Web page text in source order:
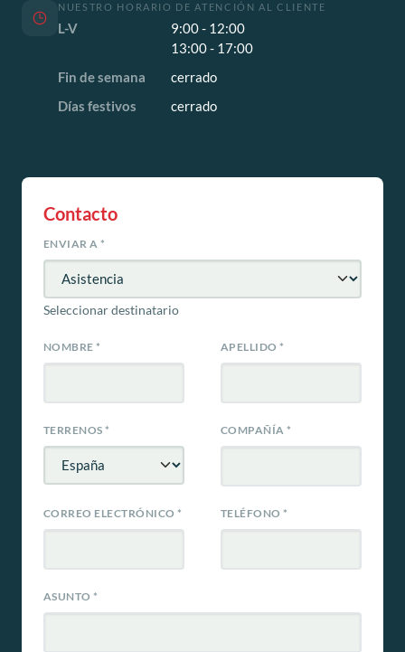
NUESTRO HORARIO DE ATENCIÓN AL CLIENTE
L-V
9:00 - 12:00
13:00 - 17:00
Fin de semana
cerrado
Días festivos
cerrado
Contacto
ENVIAR A*
Seleccionar destinatario
NOMBRE* APELLIDO*
TERRENOS* COMPAÑÍA*
CORREO ELECTRÓNICO* TELÉFONO*
ASUNTO*